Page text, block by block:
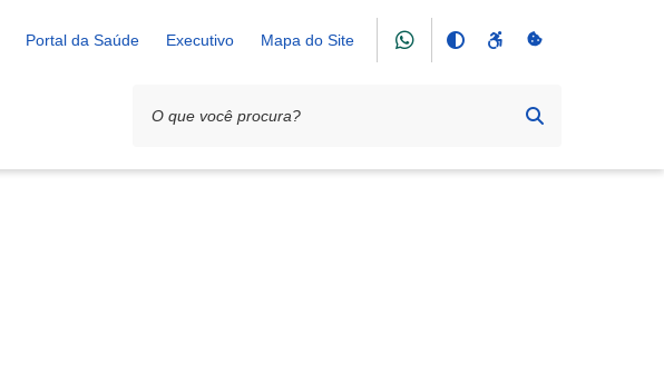
Portal da Saúde Executivo Mapa do Site